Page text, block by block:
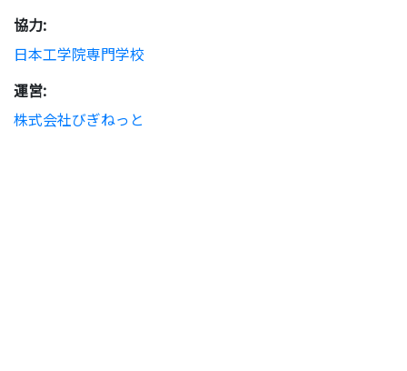
協力:
日本工学院専門学校
運営:
株式会社びぎねっと